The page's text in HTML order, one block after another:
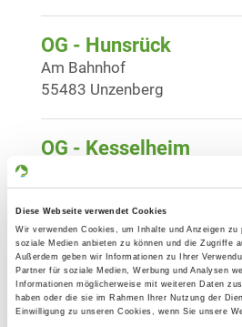
Diese Webseite verwendet Cookies
Wir verwenden Cookies, um Inhalte und Anzeigen
soziale Medien anbieten zu können und die Zugriffe
Außerdem geben wir Informationen zu Ihrer
Partner für soziale Medien, Werbung und Analysen
Informationen möglicherweise mit weiteren Daten
haben oder die sie im Rahmen Ihrer Nutzung der
Einwilligung zu unseren Cookies, wenn Sie unsere
OG - Hunsrück
Am Bahnhof
55483 Unzenberg
OG - Kesselheim
56070 Koblenz-Kesselheim
OG - Koblenz 1920
Kruppstraße
56072 Koblenz